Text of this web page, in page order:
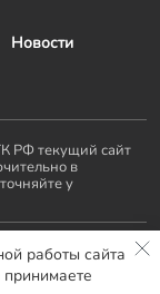
Новости
РФ текущий сайт
в
у
работы сайта